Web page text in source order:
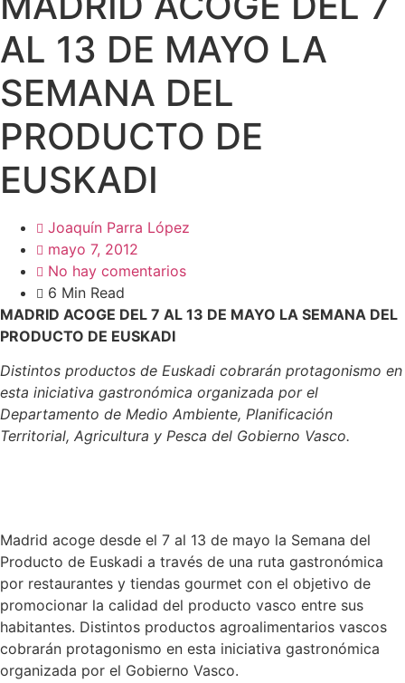
AL 13 DE MAYO LA
SEMANA DEL
PRODUCTO DE
EUSKADI
Joaquín Parra López
mayo 7, 2012
No hay comentarios
6 Min Read
MADRID ACOGE DEL 7 AL 13 DE MAYO LA SEMANA DEL
PRODUCTO DE EUSKADI
Distintos productos de Euskadi cobrarán protagonismo en
esta iniciativa gastronómica organizada por el
Departamento de Medio Ambiente, Planificación
Territorial, Agricultura y Pesca del Gobierno Vasco.
Madrid acoge desde el 7 al 13 de mayo la Semana del
Producto de Euskadi a través de una ruta gastronómica
por restaurantes y tiendas gourmet con el objetivo de
promocionar la calidad del producto vasco entre sus
habitantes. Distintos productos agroalimentarios vascos
cobrarán protagonismo en esta iniciativa gastronómica
organizada por el Gobierno Vasco.